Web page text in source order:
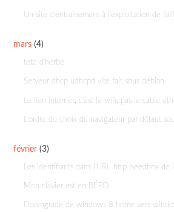
Un site d'entrainement à l'exploitation de
mars (4)
tete d'herbe
Serveur dhcp udhcpd vite fait sous débian
Le lien internet, c'est le wifi, pas le cable
L'ordre du choix du navigateur par défaut
février (3)
Les identifiants dans l'URL http (seedbox de
Mon clavier est en BÉPO
Downgrade de windows 8 home vers